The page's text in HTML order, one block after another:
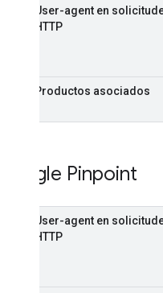
User-agent en
HTTP
Productos asociados
Google Pinpoint
User-agent en
HTTP